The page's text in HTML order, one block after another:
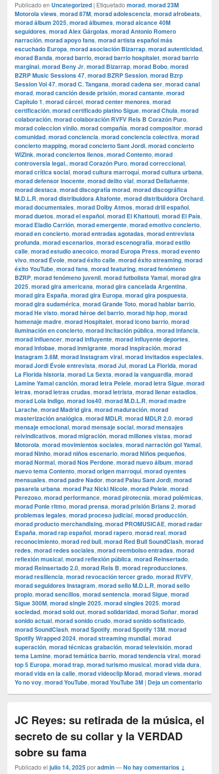
Publicado en Uncategorized | Etiquetado morad, morad 23M
Motorola views, morad 87M, morad adolescencia, morad afrobeats,
morad álbum 2025, morad álbumes, morad alcance 40M
seguidores, morad Alex Gárgolas, morad Antonio Romero
narración, morad apoyo fans, morad artista español más
escuchado Europa, morad asociación Bizarrap, morad autenticidad,
morad Banda, morad barrio, morad barrio hospitalet, morad barrio
marginal, morad Beny Jr, morad Bizarrap, morad Bobo, morad
BZRP Music Sessions 47, morad BZRP Session, morad Bzrp
Session Vol 47, morad C. Tangana, morad cadena ser, morad canal
morad, morad canción desde prisión, morad cantante, morad
Capítulo 1, morad cárcel, morad center menores, morad
certificación, morad certificado platino Sigue, morad Chula, morad
colaboración, morad colaboración RVFV Rels B Corazón Puro,
morad coleccion vinilo, morad compañía, morad compositor, morad
comunidad, morad conciencia, morad conciencia colectiva, morad
concierto mapping, morad concierto Sant Jordi, morad concierto
WiZink, morad conciertos llenos, morad Contento, morad
controversia legal., morad Corazón Puro, morad correccional,
morad crítica social, morad cultura marroquí, morad cultura urbana,
morad defensor inocente, morad delito vial, morad Dellafuente,
morad destaca, morad discografía morad, morad discográfica
M.D.L.R, morad distribuidora Altafonte, morad distribuidora Orchard,
morad documentales, morad Dolby Atmos, morad drill español,
morad duetos, morad el español, morad El Khattouti, morad El País,
morad Eladio Carrión, morad emergente, morad emotivo concierto,
morad en concierto, morad entradas agotadas, morad entrevista
profunda, morad escenarios, morad escenografía, morad estilo
calle, morad estudio anecoico, morad Europa Press, morad evento
vivo, morad Évole, morad éxito calle, morad éxito streaming, morad
éxito YouTube, morad fans, morad featuring, morad fenómeno
BZRP, morad fenómeno juvenil, morad futbolista Yamal, morad gira
2025, morad gira americana, morad gira cancelada Argentina,
morad gira España, morad gira Europa, morad gira pospuesta,
morad gira sudamérica, morad Grande Toto, morad hablar barrio,
morad He visto, morad héroe del barrio, morad hip hop, morad
homenaje madre, morad Hospitalet, morad icono barrio, morad
iluminación en concierto, morad incitación pública, morad infancia,
morad influencer, morad influyente, morad influyente deportes,
morad infobae, morad inmigrante, morad inspiración, morad
Instagram 3.6M, morad Instagram viral, morad invitados especiales,
morad Jordi Évole entrevista, morad Jul, morad La Florida, morad
La Florida historia, morad La Sexta, morad la vanguardia, morad
Lamine Yamal canción, morad letra Pelele, morad letra Sigue, morad
letras, morad letras crudas, morad letrista, morad llenar estadios,
morad Lola Indigo, morad los40, morad M.D.L.R, morad madre
Larache, morad Madrid gira, morad maduración, morad
masterización analógica, morad MDLR, morad MDLR 2.0, morad
mensaje emocional, morad mensaje social, morad mensajes
reivindicativos, morad migración, morad millones vistas, morad
Motorola, morad movimientos sociales, morad narración gol Yamal,
morad Ninho, morad niños escenario, morad Niños pequeños,
morad Normal, morad Nos Perdone, morad nuevo álbum, morad
nuevo tema Contento, morad origen marroquí, morad oyentes
mensuales, morad padre Nador, morad Palau Sant Jordi, morad
pasarela urbana, morad Paz Nicki Nicole, morad Pelele, morad
Perezoso, morad performance, morad pirotecnia, morad polémicas,
morad Ponle ritmo, morad prensa, morad prisión Brians 2, morad
problemas legales, morad proceso judicial, morad producción,
morad producto merchandising, morad PROMUSICAE, morad radar
España, morad rap español, morad rapero, morad real, morad
reconocimiento, morad red bull, morad Red Bull SoundClash, morad
redes, morad redes sociales, morad reembolso entradas, morad
reflexión musical, morad reflexión pública, morad Reinsertado,
morad Reinsertado 2.0, morad Rels B, morad reproducciones,
morad resiliencia, morad revocación tercer grado, morad RVFV,
morad seguidores Instagram, morad sello M.D.L.R, morad sello
propio, morad sencillos, morad sentencia, morad Sigue, morad
Sigue 300M, morad single 2025, morad singles 2025, morad
sociedad, morad sold out, morad solidaridad, morad Soñar, morad
sonido actual, morad sonido crudo, morad sonido sofisticado,
morad SoundClash, morad Spotify, morad Spotify 13M, morad
Spotify Wrapped 2024, morad streaming mundial, morad
superación, morad técnicas grabación, morad televisión, morad
tema Lamine, morad temática barrio, morad tendencia viral, morad
top 5 Europa, morad trap, morad turismo musical, morad vida dura,
morad vida en la calle, morad videocli‏p Morad, morad views, morad
Yo no voy, morad YouTube, morad YouTube 3M | Deja un comentario
JC Reyes: su retirada de la música, el
secreto de su collar y la VERDAD
sobre su fama
Publicado el julio 14, 2025poradmin—No hay comentarios ↓